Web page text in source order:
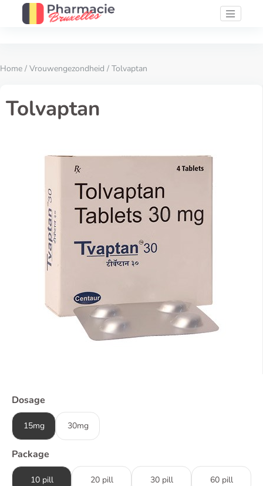
Home / Vrouwengezondheid / Tolvaptan
Tolvaptan
Dosage
15mg 30mg
Package
10 pill 20 pill 30 pill 60 pill